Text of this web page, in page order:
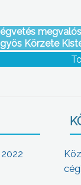
Körzete